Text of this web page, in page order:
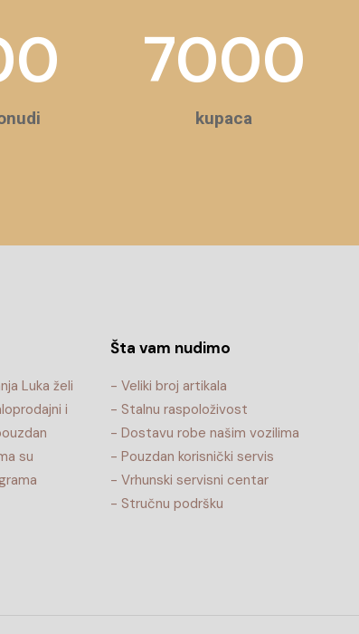
7000
kupaca
Luka želi
i
su
Šta vam nudimo
- Veliki broj artikala
- Stalnu raspoloživost
- Dostavu robe našim vozilima
- Pouzdan korisnički servis
- Vrhunski servisni centar
- Stručnu podršku